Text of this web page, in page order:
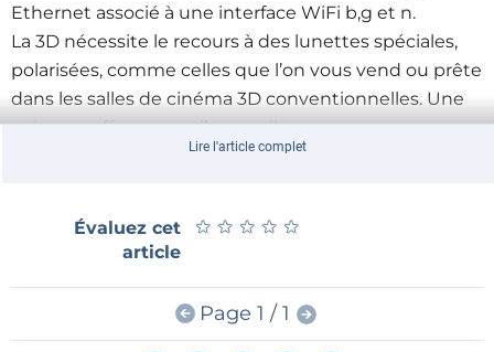
Ethernet associé à une interface WiFi b,g et n.
La 3D nécessite le recours à des lunettes spéciales,
polarisées, comme celles que l’on vous vend ou prête
dans les salles de cinéma 3D conventionnelles. Une
paire est offerte avec l’appareil.
Ce beau portable doit être commercialisé ces jours-ci
entier dans les mois qui viennent.
Lire l'article complet
Évaluez cet
article
★ ★ ★ ★ ★
★ ★ ★ ★ ★
Page 1 / 1